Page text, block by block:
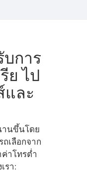
การ
ย ไป
และ
านขึ้นโดย
เลือกจาก
าโทรต่ำ
รา: